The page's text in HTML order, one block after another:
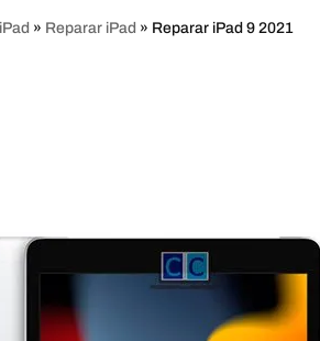
» Reparar iPad » Reparar iPad 9 2021